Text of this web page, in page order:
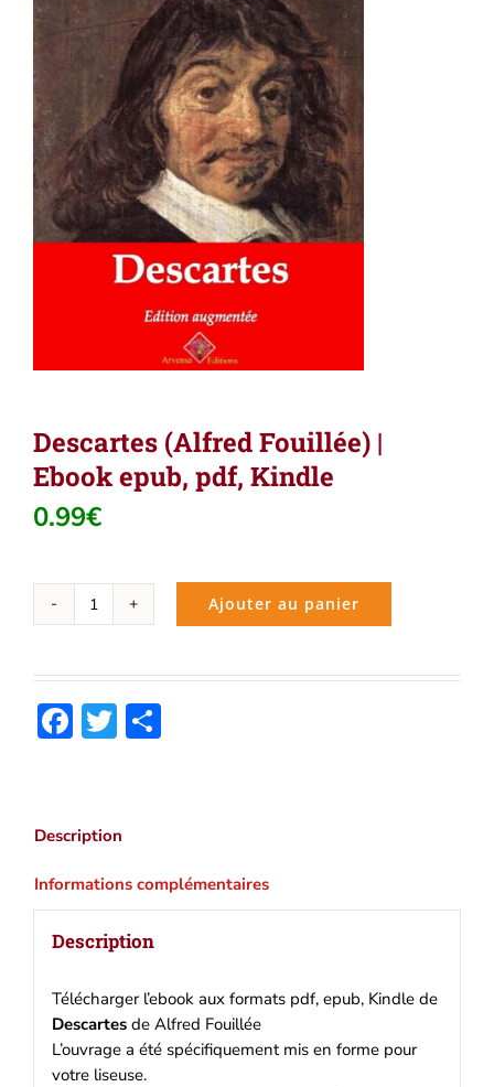
Descartes (Alfred Fouillée) |
Ebook epub, pdf, Kindle
0.99€
quantité
Fouillée)
|
Kindle
Ajouter au panier
Facebook
Twitter
Description
Informations complémentaires
Description
Télécharger l’ebook aux formats pdf, epub, Kindle de
Descartesde Alfred Fouillée
L’ouvrage a été spécifiquement mis en forme pour
votre liseuse.